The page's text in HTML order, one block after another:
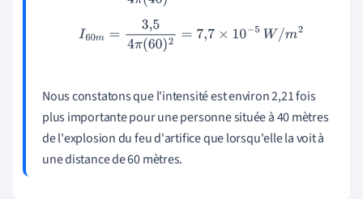
60 m=3,54π(60)2 =7 ,7×10−5W/ m2
Nous constatons que l'intensité est environ 2,21 fois
plus importante pour une personne située à 40 mètres
de l'explosion du feu d'artifice que lorsqu'elle la voit à
une distance de 60 mètres.